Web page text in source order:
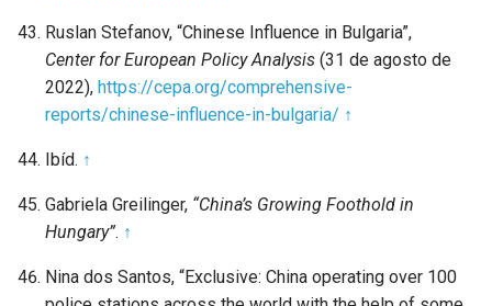
Ruslan Stefanov, “Chinese Influence in Bulgaria”,
Center for European Policy Analysis (31 de agosto de
2022), https://cepa.org/comprehensive-
reports/chinese-influence-in-bulgaria/ ↑
Ibíd. ↑
Gabriela Greilinger, “China’s Growing Foothold in
Hungary”. ↑
Nina dos Santos, “Exclusive: China operating over 100